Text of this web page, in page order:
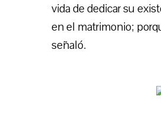
vida de dedicar su
en el matrimonio;
señaló.